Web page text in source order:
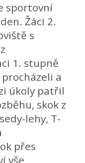
sportovní
Žáci 2.
s
1. stupně
a
úkoly patřil
skok z
lehy, T-
přes
vše